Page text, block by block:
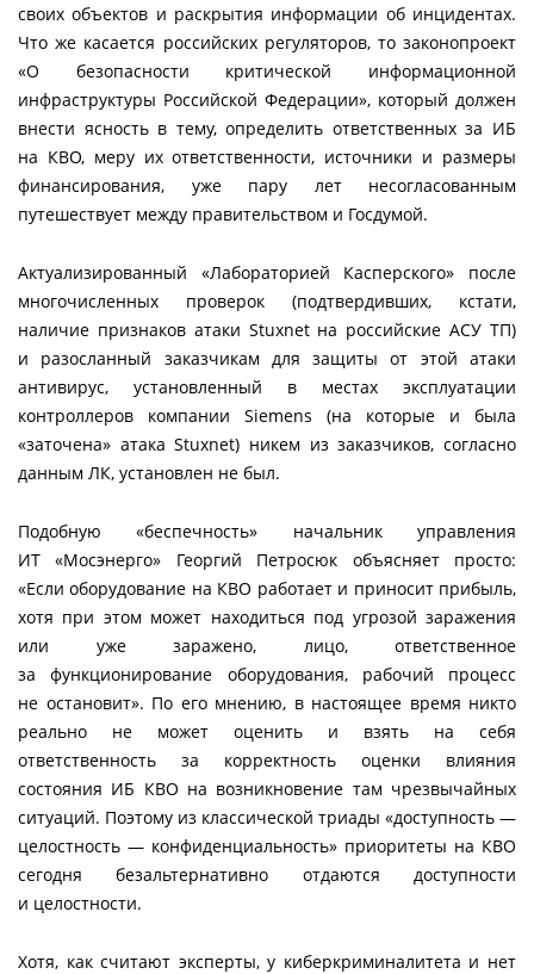
своих объектов и раскрытия информации об инцидентах.
Что же касается российских регуляторов, то законопроект
«О безопасности критической информационной
инфраструктуры Российской Федерации», который должен
внести ясность в тему, определить ответственных за ИБ
на КВО, меру их ответственности, источники и размеры
финансирования, уже пару лет несогласованным
путешествует между правительством и Госдумой.
Актуализированный «Лабораторией Касперского» после
многочисленных проверок (подтвердивших, кстати,
наличие признаков атаки Stuxnet на российские АСУ ТП)
и разосланный заказчикам для защиты от этой атаки
антивирус, установленный в местах эксплуатации
контроллеров компании Siemens (на которые и была
«заточена» атака Stuxnet) никем из заказчиков, согласно
данным ЛК, установлен не был.
Подобную «беспечность» начальник управления
ИТ «Мосэнерго» Георгий Петросюк объясняет просто:
«Если оборудование на КВО работает и приносит прибыль,
хотя при этом может находиться под угрозой заражения
или уже заражено, лицо, ответственное
за функционирование оборудования, рабочий процесс
не остановит». По его мнению, в настоящее время никто
реально не может оценить и взять на себя
ответственность за корректность оценки влияния
состояния ИБ КВО на возникновение там чрезвычайных
ситуаций. Поэтому из классической триады «доступность —
целостность — конфиденциальность» приоритеты на КВО
сегодня безальтернативно отдаются доступности
и целостности.
Хотя, как считают эксперты, у киберкриминалитета и нет